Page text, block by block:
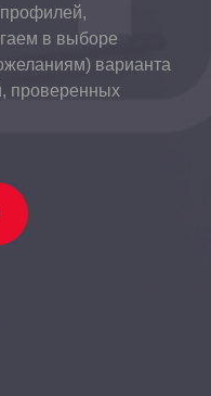
в выборе
варианта
проверенных